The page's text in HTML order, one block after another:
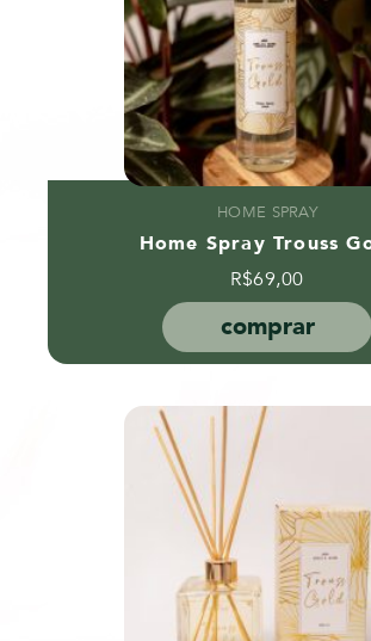
HOME SPRAY
Home Spray Trouss
R$69,00
comprar